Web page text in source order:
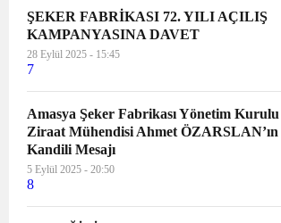
çocuğa yönelik şiddet uygulayanlar
cezasızlık politikası ile
ödüllendiriliyor. Kırmızı çizgimiz
olan İstanbul Sözleşmesi
Sayılı Şiddet Yasası’na göz dikiliyor.
Cumhuriyetin biz kadınlar
üzerindeki en önemli
kazanımlarından olan Medeni
Kanun budanmaya çalışılıyor.
ŞEKER FABRİKASI 72. YILI AÇILIŞ
KAMPANYASINA DAVET
28 Eylül 2025 - 15:45
7
Amasya Şeker Fabrikası Yönetim Kurulu
Ziraat Mühendisi Ahmet
Kandili Mesajı
5 Eylül 2025 - 20:50
8